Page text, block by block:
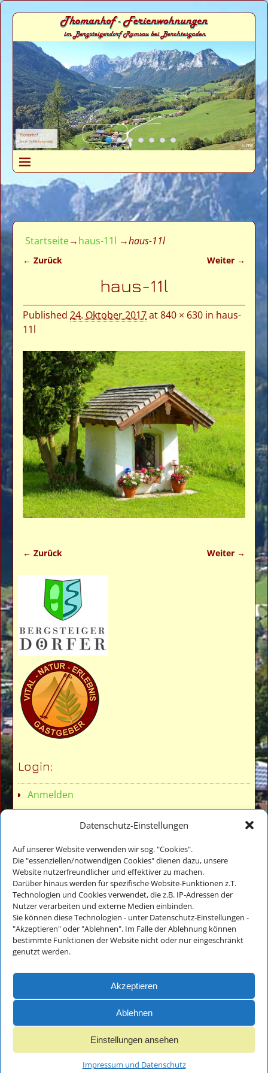
Datenschutz-Einstellungen
Auf unserer Website verwenden wir sog. "Cookies".
Die "essenziellen/notwendigen Cookies" dienen dazu, unsere
Website nutzerfreundlicher und effektiver zu machen.
Darüber hinaus werden für spezifische Website-Funktionen z.T.
Technologien und Cookies verwendet, die z.B. IP-Adressen der
Nutzer verarbeiten und externe Medien einbinden.
Sie können diese Technologien - unter Datenschutz-Einstellungen -
"Akzeptieren" oder "Ablehnen". Im Falle der Ablehnung können
bestimmte Funktionen der Website nicht oder nur eingeschränkt
genutzt werden.
Akzeptieren
Ablehnen
Einstellungen ansehen
Impressum und Datenschutz
Thomanhof
(vom Soleleitungsweg)
Startseite→haus-11l →haus-11l
← Zurück Weiter →
haus-11l
Published24. Oktober 2017at840 × 630 in haus-
11l
← Zurück Weiter →
Login:
Anmelden
Veronika Thomae
Thomanhof - Ferienwohnungen
Auf der Reiten 18
D-83486 Ramsau bei Berchtesgaden
Tel.: +49(0)8657-983818
und
Datenschutz
Impressum und Datenschutz